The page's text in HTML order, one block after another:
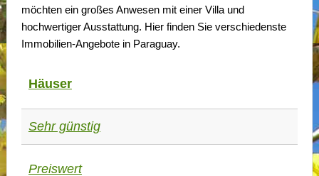
möchten ein großes Anwesen mit einer Villa und
hochwertiger Ausstattung. Hier finden Sie verschiedenste
Immobilien-Angebote in Paraguay.
Häuser
Sehr günstig
Preiswert